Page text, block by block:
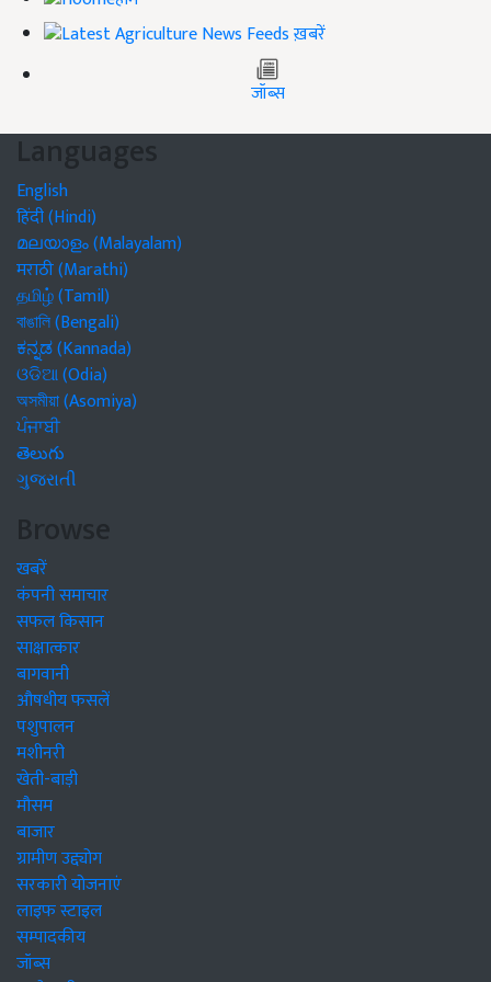
ख़बरें
जॉब्स
Languages
English
हिंदी (Hindi)
മലയാളം (Malayalam)
मराठी (Marathi)
தமிழ் (Tamil)
বাঙালি (Bengali)
ಕನ್ನಡ (Kannada)
ଓଡିଆ (Odia)
অসমীয়া (Asomiya)
ਪੰਜਾਬੀ
తెలుగు
ગુજરાતી
Browse
खबरें
कंपनी समाचार
सफल किसान
साक्षात्कार
बागवानी
औषधीय फसलें
पशुपालन
मशीनरी
खेती-बाड़ी
मौसम
बाजार
ग्रामीण उद्द्योग
सरकारी योजनाएं
लाइफ स्टाइल
सम्पादकीय
जॉब्स